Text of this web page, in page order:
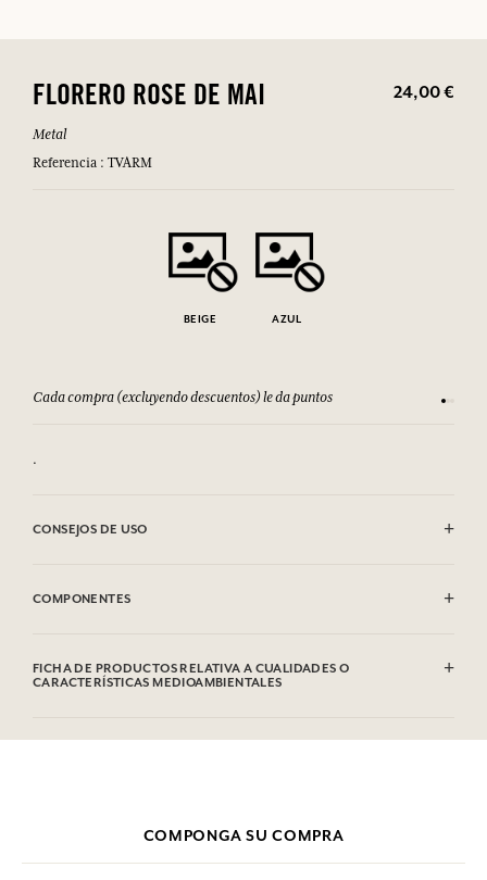
FLORERO ROSE DE MAI 24,00 €
Metal
Referencia : TVARM
BEIGE AZUL
Cada compra (excluyendo descuentos) le da puntos
.
CONSEJOS DE USO
COMPONENTES
FICHA DE PRODUCTOS RELATIVA A CUALIDADES O
CARACTERÍSTICAS MEDIOAMBIENTALES
COMPONGA SU COMPRA